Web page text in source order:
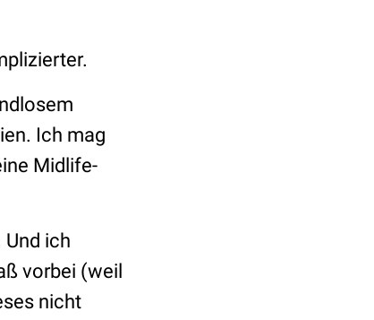
Ich mag
Midlife-
ich
vorbei (weil
nicht